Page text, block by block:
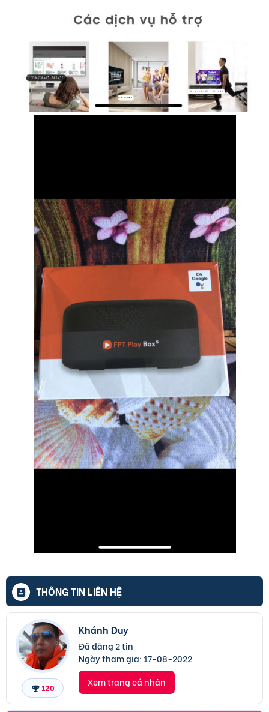
THÔNG TIN LIÊN HỆ
120
Khánh Duy
Đã đăng 2 tin
Ngày tham gia: 17-08-2022
Xem trang cá nhân